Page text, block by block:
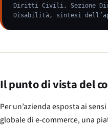
Diritti Civili, Sezione
Disabilità, sintesi
Il punto di vista del
Per un’azienda esposta ai
globale di e-commerce, una